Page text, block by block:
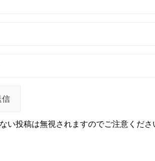
い投稿は無視されますのでご注意くださ